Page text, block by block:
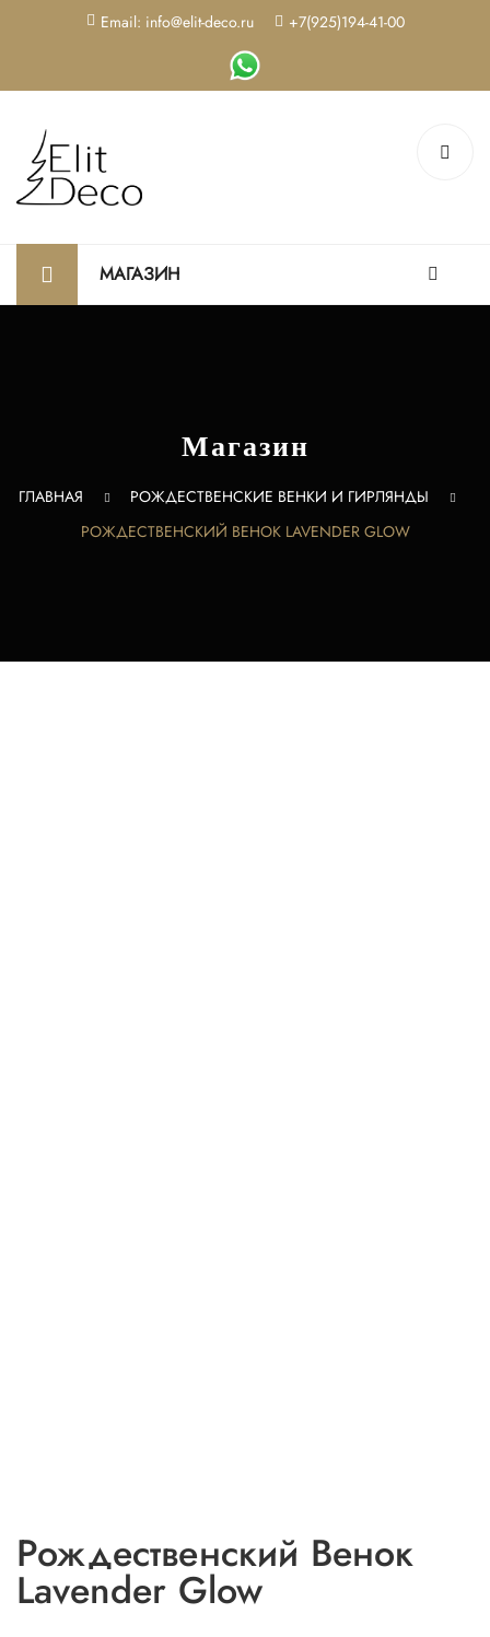
Email: info@elit-deco.ru +7(925)194-41-00
МАГАЗИН
Магазин
ГЛАВНАЯ
РОЖДЕСТВЕНСКИЕ ВЕНКИ И ГИРЛЯНДЫ
РОЖДЕСТВЕНСКИЙ ВЕНОК LAVENDER GLOW
Рождественский Венок
Lavender Glow